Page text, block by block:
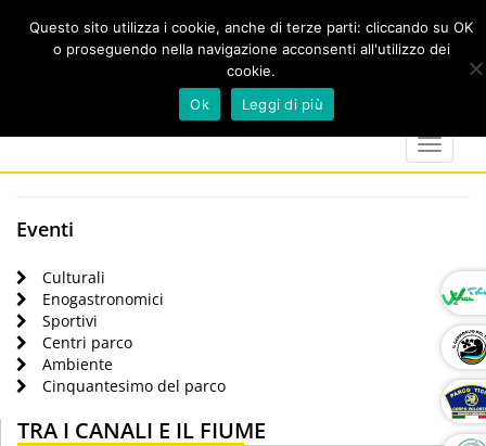
marker
calendar
Toggle
Eventi
Culturali
Enogastronomici
Sportivi
Centri parco
Ambiente
Cinquantesimo del parco
TRA I CANALI E IL FIUME
Questo sito utilizza i cookie, anche di terze parti: cliccando su OK
o proseguendo nella navigazione acconsenti all'utilizzo dei
cookie.
Ok
Leggi di più